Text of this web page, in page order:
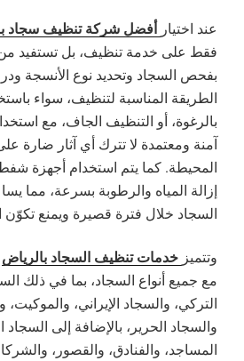
عند اختيار أفضل شركة تنظيف سجاد
فقط على خدمة تنظيف، بل تستفيد من
بفحص السجاد وتحديد نوع الأنسجة
الطريقة المناسبة لتنظيف، سواء
بالرغوة، أو التنظيف الجاف، مع
آمنة ومعتمدة لا تترك أي آثار ضارة
المحيطة. كما يتم استخدام أجهزة
إزالة المياه والرطوبة بسرعة، مما
السجاد خلال فترة قصيرة ويمنع تكوّن
وتتميز خدمات تنظيف السجاد بالرياض
مع جميع أنواع السجاد، بما في ذلك
التركي، والسجاد الإيراني،
والسجاد الحرير، بالإضافة إلى
المساجد، والفنادق، والقصور،